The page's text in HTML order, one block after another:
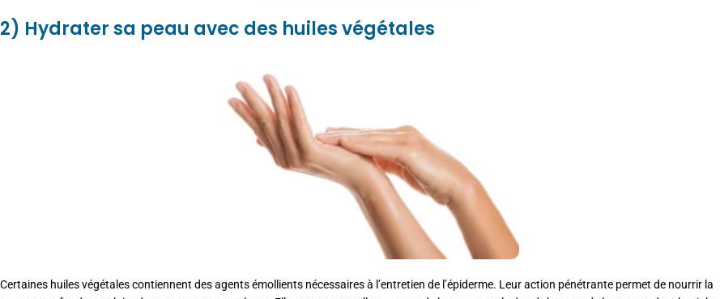
2) Hydrater sa peau avec des huiles végétales
Certaines huiles végétales contiennent des agents émollients nécessaires à l’entretien de l’épiderme. Leur action pénétrante permet de nourrir la